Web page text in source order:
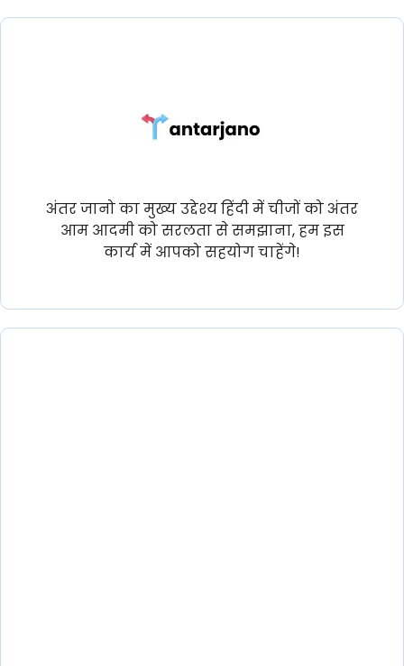
अंतर जानो का मुख्य उद्देश्य हिंदी में चीजों को अंतर
आम आदमी को सरलता से समझाना, हम इस
कार्य में आपको सहयोग चाहेंगे!